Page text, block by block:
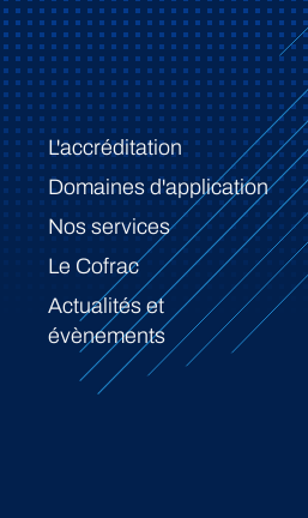
L'accréditation
Domaines d'application
Nos services
Le Cofrac
Actualités et
évènements